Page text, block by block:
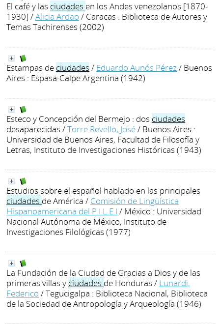
El café y las ciudades en los Andes venezolanos [1870-
1930] /Alicia Ardao / Caracas : Biblioteca de Autores y
Temas Tachirenses (2002)
Estampas de ciudades / Eduardo Aunós Pérez/ Buenos
Aires : Espasa-Calpe Argentina (1942)
Esteco y Concepción del Bermejo : dos ciudades
desaparecidas /Torre Revello, José/ Buenos Aires :
Universidad de Buenos Aires, Facultad de Filosofía y
Letras, Instituto de Investigaciones Históricas (1943)
Estudios sobre el español hablado en las principales
ciudades de América / Comisión de Lingüística
Hispanoamericana del P.I.L.E.I / México : Universidad
Nacional Autónoma de México, Instituto de
Investigaciones Filológicas (1977)
La Fundación de la Ciudad de Gracias a Dios y de las
primeras villas y ciudades de Honduras / Lunardi,
Federico / Tegucigalpa : Biblioteca Nacional, Biblioteca
de la Sociedad de Antropología y Arqueología (1946)